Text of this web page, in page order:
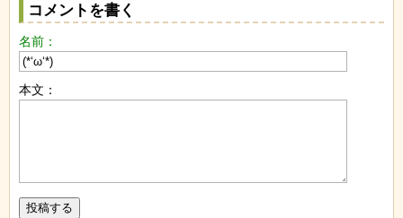
コメントを書く
名前：
本文：